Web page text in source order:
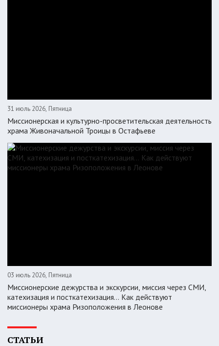
31 июль 2026, Пятница
Миссионерская и культурно-просветительская деятельность
храма Живоначальной Троицы в Остафьеве
03 июль 2026, Пятница
Миссионерские дежурства и экскурсии, миссия через СМИ,
катехизация и посткатехизация… Как действуют
миссионеры храма Ризоположения в Леонове
СТАТЬИ